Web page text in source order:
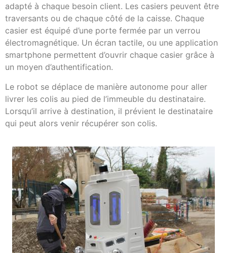
adapté à chaque besoin client. Les casiers peuvent être
traversants ou de chaque côté de la caisse. Chaque
casier est équipé d’une porte fermée par un verrou
électromagnétique. Un écran tactile, ou une application
smartphone permettent d’ouvrir chaque casier grâce à
un moyen d’authentification.
Le robot se déplace de manière autonome pour aller
livrer les colis au pied de l’immeuble du destinataire.
Lorsqu’il arrive à destination, il prévient le destinataire
qui peut alors venir récupérer son colis.